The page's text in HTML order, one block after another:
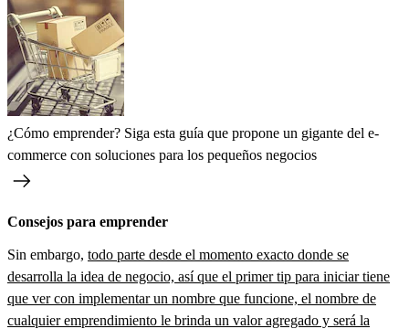
¿Cómo emprender? Siga esta guía que propone un gigante del e-
commerce con soluciones para los pequeños negocios
Consejos para emprender
Sin embargo, todo parte desde el momento exacto donde se
desarrolla la idea de negocio, así que el primer tip para iniciar tiene
que ver con implementar un nombre que funcione, el nombre de
cualquier emprendimiento le brinda un valor agregado y será la